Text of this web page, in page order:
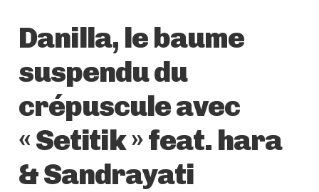
Danilla, le baume
suspendu du
crépuscule avec
« Setitik » feat. hara
& Sandrayati